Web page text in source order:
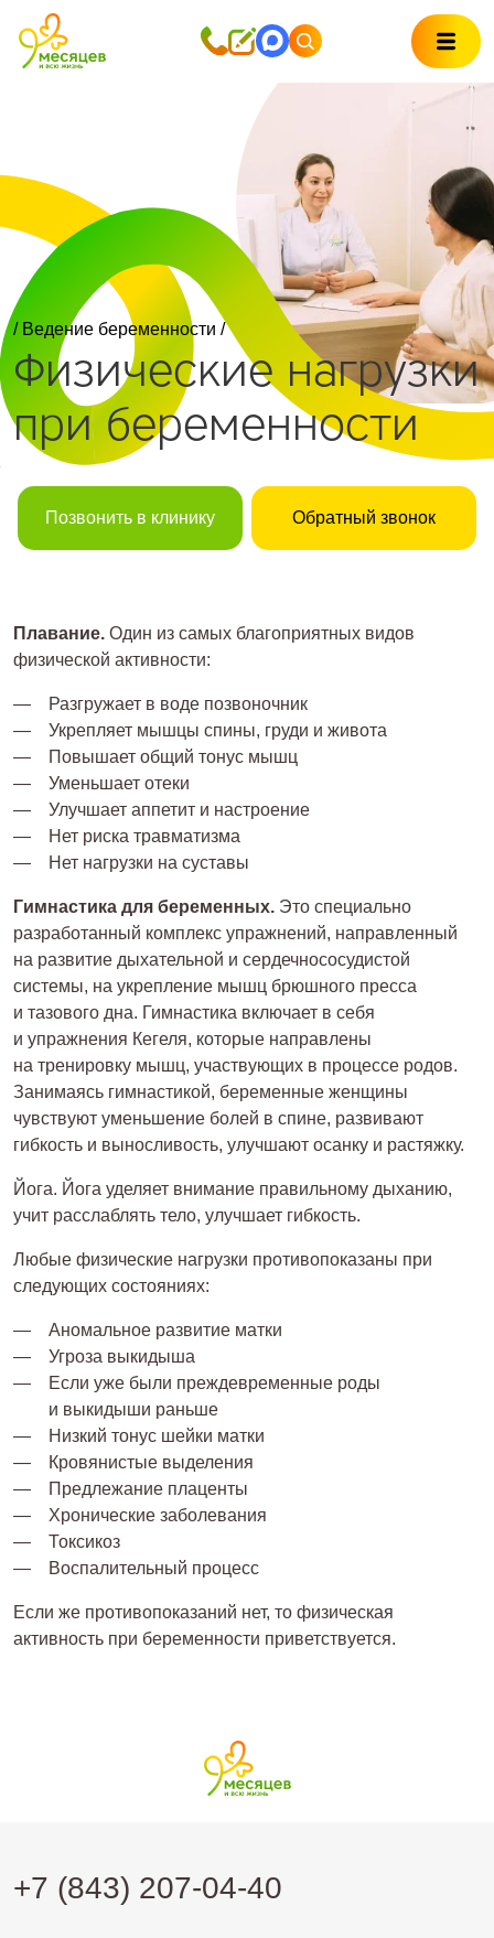
/ Ведение беременности /
Физические нагрузки
при беременности
Позвонить в клинику Обратный звонок
Плавание. Один из самых благоприятных видов
физической активности:
Разгружает в воде позвоночник
Укрепляет мышцы спины, груди и живота
Повышает общий тонус мышц
Уменьшает отеки
Улучшает аппетит и настроение
Нет риска травматизма
Нет нагрузки на суставы
Гимнастика для беременных. Это специально
разработанный комплекс упражнений, направленный
на развитие дыхательной и сердечнососудистой
системы, на укрепление мышц брюшного пресса
и тазового дна. Гимнастика включает в себя
и упражнения Кегеля, которые направлены
на тренировку мышц, участвующих в процессе родов.
Занимаясь гимнастикой, беременные женщины
чувствуют уменьшение болей в спине, развивают
гибкость и выносливость, улучшают осанку и растяжку.
Йога. Йога уделяет внимание правильному дыханию,
учит расслаблять тело, улучшает гибкость.
Любые физические нагрузки противопоказаны при
следующих состояниях:
Аномальное развитие матки
Угроза выкидыша
Если уже были преждевременные роды
и выкидыши раньше
Низкий тонус шейки матки
Кровянистые выделения
Предлежание плаценты
Хронические заболевания
Токсикоз
Воспалительный процесс
Если же противопоказаний нет, то физическая
активность при беременности приветствуется.
+7 (843) 207-04-40